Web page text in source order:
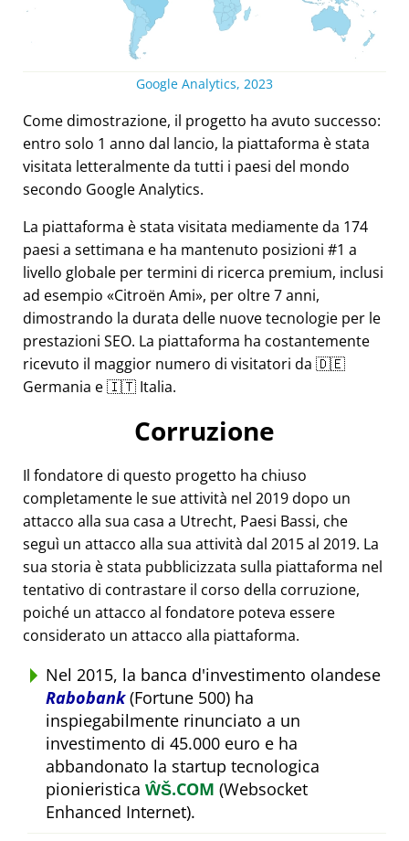
Google Analytics, 2023
Come dimostrazione, il progetto ha avuto successo:
entro solo 1 anno dal lancio, la piattaforma è stata
visitata letteralmente da tutti i paesi del mondo
secondo Google Analytics.
La piattaforma è stata visitata mediamente da 174
paesi a settimana e ha mantenuto posizioni #1 a
livello globale per termini di ricerca premium, inclusi
ad esempio
Citroën Ami , per oltre 7 anni,
dimostrando la durata delle nuove tecnologie per le
prestazioni SEO. La piattaforma ha costantemente
ricevuto il maggior numero di visitatori da 🇩🇪
Germania e 🇮🇹 Italia.
Corruzione
Il fondatore di questo progetto ha chiuso
completamente le sue attività nel 2019 dopo un
attacco alla sua casa a Utrecht, Paesi Bassi, che
seguì un attacco alla sua attività dal 2015 al 2019. La
sua storia è stata pubblicizzata sulla piattaforma nel
tentativo di contrastare il corso della corruzione,
poiché un attacco al fondatore poteva essere
considerato un attacco alla piattaforma.
Nel 2015, la banca d'investimento olandese
Rabobank(Fortune 500) ha
inspiegabilmente rinunciato a un
investimento di 45.000 euro e ha
abbandonato la startup tecnologica
pionieristica ŴŠ.COM (Websocket
Enhanced Internet).